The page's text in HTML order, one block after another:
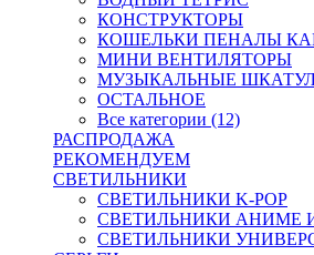
КОНСТРУКТОРЫ
КОШЕЛЬКИ ПЕНАЛЫ
МИНИ ВЕНТИЛЯТОРЫ
МУЗЫКАЛЬНЫЕ
ОСТАЛЬНОЕ
Все категории (12)
РАСПРОДАЖА
РЕКОМЕНДУЕМ
СВЕТИЛЬНИКИ
СВЕТИЛЬНИКИ K-POP
СВЕТИЛЬНИКИ АНИМЕ
СВЕТИЛЬНИКИ